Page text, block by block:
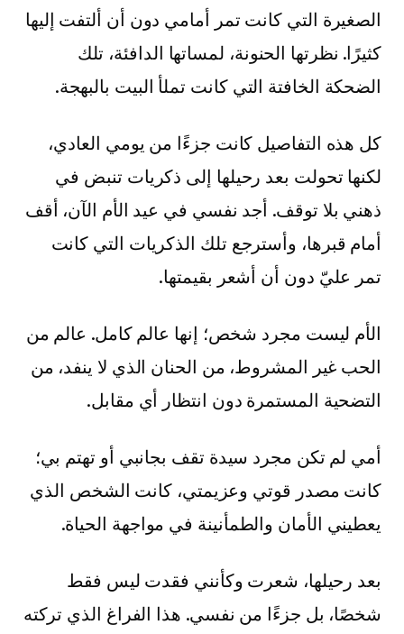
الصغيرة التي كانت تمر أمامي دون أن ألتفت إليها
كثيرًا. نظرتها الحنونة، لمساتها الدافئة، تلك
الضحكة الخافتة التي كانت تملأ البيت بالبهجة.
كل هذه التفاصيل كانت جزءًا من يومي العادي،
لكنها تحولت بعد رحيلها إلى ذكريات تنبض في
ذهني بلا توقف. أجد نفسي في عيد الأم الآن، أقف
أمام قبرها، وأسترجع تلك الذكريات التي كانت
تمر عليّ دون أن أشعر بقيمتها.
الأم ليست مجرد شخص؛ إنها عالم كامل. عالم من
الحب غير المشروط، من الحنان الذي لا ينفد، من
التضحية المستمرة دون انتظار أي مقابل.
أمي لم تكن مجرد سيدة تقف بجانبي أو تهتم بي؛
كانت مصدر قوتي وعزيمتي، كانت الشخص الذي
يعطيني الأمان والطمأنينة في مواجهة الحياة.
بعد رحيلها، شعرت وكأنني فقدت ليس فقط
شخصًا، بل جزءًا من نفسي. هذا الفراغ الذي تركته